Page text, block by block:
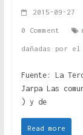
2015-09-27
0 Comment
dañadas por
Fuente: La
Jarpa Las
) y de
Read more